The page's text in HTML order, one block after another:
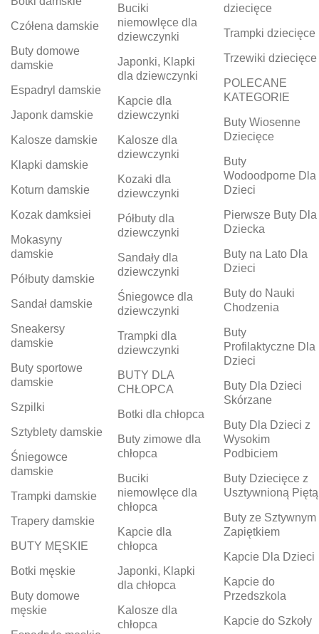
Czółena damskie
Buty domowe
damskie
Espadryl damskie
Japonk damskie
Kalosze damskie
Klapki damskie
Koturn damskie
Kozak damksiei
Mokasyny
damskie
Półbuty damskie
Sandał damskie
Sneakersy
damskie
Buty sportowe
damskie
Szpilki
Sztyblety damskie
Śniegowce
damskie
Trampki damskie
Trapery damskie
BUTY MĘSKIE
Botki męskie
Buty domowe
męskie
Buciki
niemowlęce dla
dziewczynki
Japonki, Klapki
dla dziewczynki
Kapcie dla
dziewczynki
Kalosze dla
dziewczynki
Kozaki dla
dziewczynki
Półbuty dla
dziewczynki
Sandały dla
dziewczynki
Śniegowce dla
dziewczynki
Trampki dla
dziewczynki
BUTY DLA
CHŁOPCA
Botki dla chłopca
Buty zimowe dla
chłopca
Buciki
niemowlęce dla
chłopca
Kapcie dla
chłopca
Japonki, Klapki
dla chłopca
Kalosze dla
chłopca
dziecięce
Trampki dziecięce
Trzewiki dziecięce
POLECANE
KATEGORIE
Buty Wiosenne
Dziecięce
Buty
Wodoodporne Dla
Dzieci
Pierwsze Buty Dla
Dziecka
Buty na Lato Dla
Dzieci
Buty do Nauki
Chodzenia
Buty
Profilaktyczne Dla
Dzieci
Buty Dla Dzieci
Skórzane
Buty Dla Dzieci z
Wysokim
Podbiciem
Buty Dziecięce z
Usztywnioną Piętą
Buty ze Sztywnym
Zapiętkiem
Kapcie Dla Dzieci
Kapcie do
Przedszkola
Kapcie do Szkoły